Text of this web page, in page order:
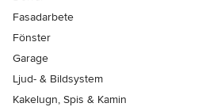
Fasadarbete
Fönster
Garage
Ljud- & Bildsystem
Kakelugn, Spis & Kamin